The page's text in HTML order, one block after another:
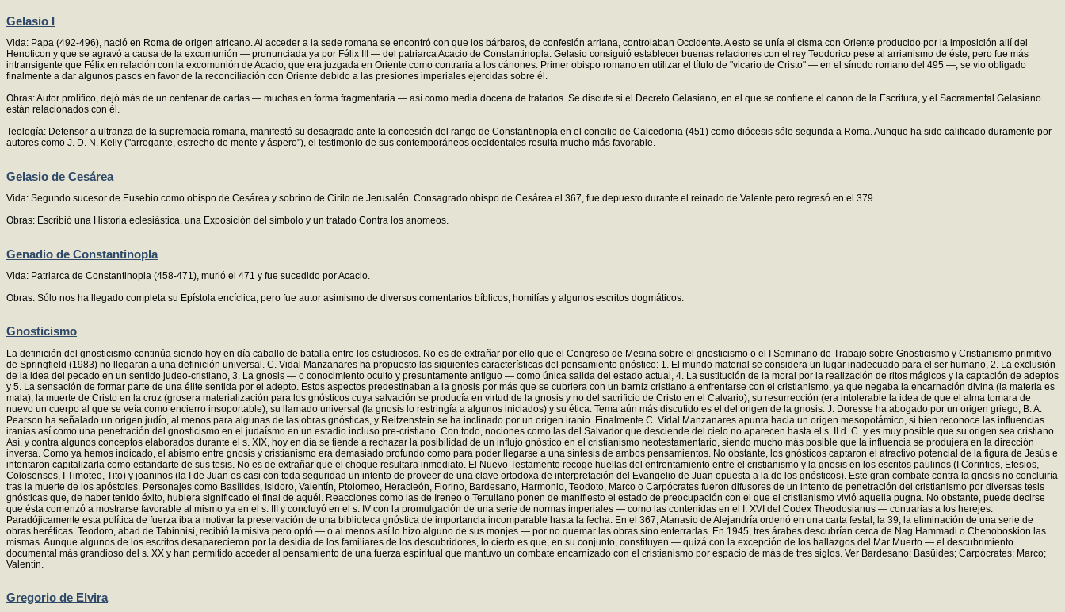
Gelasio I
Vida: Papa (492-496), nació en Roma de origen africano. Al acceder a la sede romana se encontró con que los bárbaros, de confesión arriana, controlaban Occidente. A esto se unía el cisma con Oriente producido por la imposición allí del
Henoticon y que se agravó a causa de la excomunión — pronunciada ya por Félix III — del patriarca Acacio de Constantinopla. Gelasio consiguió establecer buenas relaciones con el rey Teodorico pese al arrianismo de éste, pero fue más
intransigente que Félix en relación con la excomunión de Acacio, que era juzgada en Oriente como contraria a los cánones. Primer obispo romano en utilizar el título de "vicario de Cristo" — en el sínodo romano del 495 —, se vio obligado
finalmente a dar algunos pasos en favor de la reconciliación con Oriente debido a las presiones imperiales ejercidas sobre él.
Obras: Autor prolífico, dejó más de un centenar de cartas — muchas en forma fragmentaria — así como media docena de tratados. Se discute si el Decreto Gelasiano, en el que se contiene el canon de la Escritura, y el Sacramental Gelasiano
están relacionados con él.
Teología: Defensor a ultranza de la supremacía romana, manifestó su desagrado ante la concesión del rango de Constantinopla en el concilio de Calcedonia (451) como diócesis sólo segunda a Roma. Aunque ha sido calificado duramente por
autores como J. D. N. Kelly ("arrogante, estrecho de mente y áspero"), el testimonio de sus contemporáneos occidentales resulta mucho más favorable.
Gelasio de Cesárea
Vida: Segundo sucesor de Eusebio como obispo de Cesárea y sobrino de Cirilo de Jerusalén. Consagrado obispo de Cesárea el 367, fue depuesto durante el reinado de Valente pero regresó en el 379.
Obras: Escribió una Historia eclesiástica, una Exposición del símbolo y un tratado Contra los anomeos.
Genadio de Constantinopla
Vida: Patriarca de Constantinopla (458-471), murió el 471 y fue sucedido por Acacio.
Obras: Sólo nos ha llegado completa su Epístola encíclica, pero fue autor asimismo de diversos comentarios bíblicos, homilías y algunos escritos dogmáticos.
Gnosticismo
La definición del gnosticismo continúa siendo hoy en día caballo de batalla entre los estudiosos. No es de extrañar por ello que el Congreso de Mesina sobre el gnosticismo o el I Seminario de Trabajo sobre Gnosticismo y Cristianismo primitivo
de Springfield (1983) no llegaran a una definición universal. C. Vidal Manzanares ha propuesto las siguientes características del pensamiento gnóstico: 1. El mundo material se considera un lugar inadecuado para el ser humano, 2. La exclusión
de la idea del pecado en un sentido judeo-cristiano, 3. La gnosis — o conocimiento oculto y presuntamente antiguo — como única salida del estado actual, 4. La sustitución de la moral por la realización de ritos mágicos y la captación de adeptos
y 5. La sensación de formar parte de una élite sentida por el adepto. Estos aspectos predestinaban a la gnosis por más que se cubriera con un barniz cristiano a enfrentarse con el cristianismo, ya que negaba la encarnación divina (la materia es
mala), la muerte de Cristo en la cruz (grosera materialización para los gnósticos cuya salvación se producía en virtud de la gnosis y no del sacrificio de Cristo en el Calvario), su resurrección (era intolerable la idea de que el alma tomara de
nuevo un cuerpo al que se veía como encierro insoportable), su llamado universal (la gnosis lo restringía a algunos iniciados) y su ética. Tema aún más discutido es el del origen de la gnosis. J. Doresse ha abogado por un origen griego, B. A.
Pearson ha señalado un origen judío, al menos para algunas de las obras gnósticas, y Reitzenstein se ha inclinado por un origen iranio. Finalmente C. Vidal Manzanares apunta hacia un origen mesopotámico, si bien reconoce las influencias
iranias así como una penetración del gnosticismo en el judaísmo en un estadio incluso pre-cristiano. Con todo, nociones como las del Salvador que desciende del cielo no aparecen hasta el s. II d. C. y es muy posible que su origen sea cristiano.
Así, y contra algunos conceptos elaborados durante el s. XIX, hoy en día se tiende a rechazar la posibilidad de un influjo gnóstico en el cristianismo neotestamentario, siendo mucho más posible que la influencia se produjera en la dirección
inversa. Como ya hemos indicado, el abismo entre gnosis y cristianismo era demasiado profundo como para poder llegarse a una síntesis de ambos pensamientos. No obstante, los gnósticos captaron el atractivo potencial de la figura de Jesús e
intentaron capitalizarla como estandarte de sus tesis. No es de extrañar que el choque resultara inmediato. El Nuevo Testamento recoge huellas del enfrentamiento entre el cristianismo y la gnosis en los escritos paulinos (I Corintios, Efesios,
Colosenses, I Timoteo, Tito) y joaninos (la I de Juan es casi con toda seguridad un intento de proveer de una clave ortodoxa de interpretación del Evangelio de Juan opuesta a la de los gnósticos). Este gran combate contra la gnosis no concluiría
tras la muerte de los apóstoles. Personajes como Basílides, Isidoro, Valentín, Ptolomeo, Heracleón, Florino, Bardesano, Harmonio, Teodoto, Marco o Carpócrates fueron difusores de un intento de penetración del cristianismo por diversas tesis
gnósticas que, de haber tenido éxito, hubiera significado el final de aquél. Reacciones como las de Ireneo o Tertuliano ponen de manifiesto el estado de preocupación con el que el cristianismo vivió aquella pugna. No obstante, puede decirse
que ésta comenzó a mostrarse favorable al mismo ya en el s. III y concluyó en el s. IV con la promulgación de una serie de normas imperiales — como las contenidas en el I. XVI del Codex Theodosianus — contrarias a los herejes.
Paradójicamente esta política de fuerza iba a motivar la preservación de una biblioteca gnóstica de importancia incomparable hasta la fecha. En el 367, Atanasio de Alejandría ordenó en una carta festal, la 39, la eliminación de una serie de
obras heréticas. Teodoro, abad de Tabinnisi, recibió la misiva pero optó — o al menos así lo hizo alguno de sus monjes — por no quemar las obras sino enterrarlas. En 1945, tres árabes descubrían cerca de Nag Hammadi o Chenoboskion las
mismas. Aunque algunos de los escritos desaparecieron por la desidia de los familiares de los descubridores, lo cierto es que, en su conjunto, constituyen — quizá con la excepción de los hallazgos del Mar Muerto — el descubrimiento
documental más grandioso del s. XX y han permitido acceder al pensamiento de una fuerza espiritual que mantuvo un combate encarnizado con el cristianismo por espacio de más de tres siglos. Ver Bardesano; Basüides; Carpócrates; Marco;
Valentín.
Gregorio de Elvira